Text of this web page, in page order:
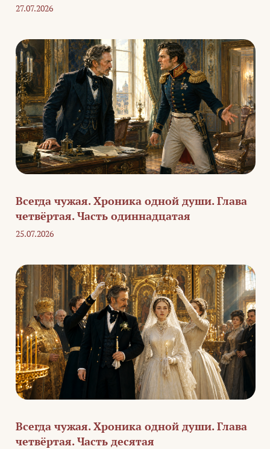
27.07.2026
Всегда чужая. Хроника одной души. Глава
четвёртая. Часть одиннадцатая
25.07.2026
Всегда чужая. Хроника одной души. Глава
четвёртая. Часть десятая